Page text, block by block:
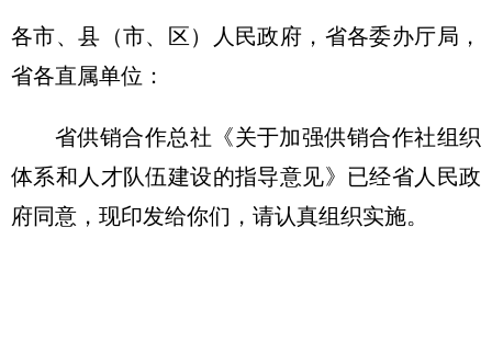
各市、县（市、区）人民政府，省各委办厅局，
省各直属单位：
省供销合作总社《关于加强供销合作社组织
体系和人才队伍建设的指导意见》已经省人民政
府同意，现印发给你们，请认真组织实施。